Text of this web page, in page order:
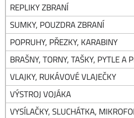
REPLIKY ZBRANÍ
SUMKY, POUZDRA ZBRANÍ
POPRUHY, PŘEZKY, KARABINY
BRAŠNY, TORNY, TAŠKY, PYTLE A
VLAJKY, RUKÁVOVÉ VLAJEČKY
VÝSTROJ VOJÁKA
VYSÍLAČKY, SLUCHÁTKA,